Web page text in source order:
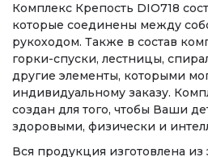
Комплекс Крепость DIO718
которые соединены между
рукоходом. Также в состав
горки-спуски, лестницы,
другие элементы, которыми
индивидуальному заказу.
создан для того, чтобы Ваши
здоровыми, физически и
Вся продукция изготовлена из